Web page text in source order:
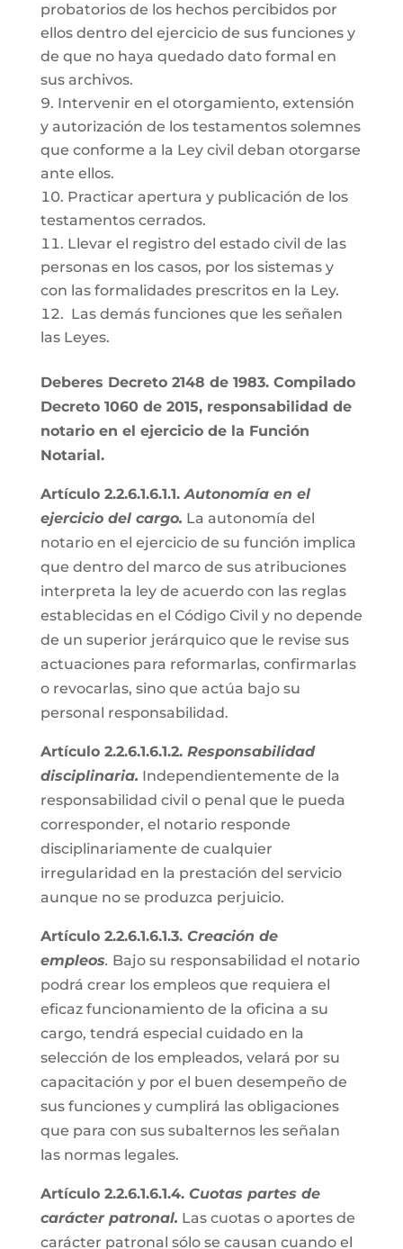
probatorios de los hechos percibidos por
ellos dentro del ejercicio de sus funciones y
de que no haya quedado dato formal en
sus archivos.
Intervenir en el otorgamiento, extensión
y autorización de los testamentos solemnes
que conforme a la Ley civil deban otorgarse
ante ellos.
Practicar apertura y publicación de los
testamentos cerrados.
Llevar el registro del estado civil de las
personas en los casos, por los sistemas y
con las formalidades prescritos en la Ley.
Las demás funciones que les señalen
las Leyes.
Deberes Decreto 2148 de 1983. Compilado
Decreto 1060 de 2015, responsabilidad de
notario en el ejercicio de la Función
Notarial.
Artículo 2.2.6.1.6.1.1.Autonomía en el
ejercicio del cargo. La autonomía del
notario en el ejercicio de su función implica
que dentro del marco de sus atribuciones
interpreta la ley de acuerdo con las reglas
establecidas en el Código Civil y no depende
de un superior jerárquico que le revise sus
actuaciones para reformarlas, confirmarlas
o revocarlas, sino que actúa bajo su
personal responsabilidad.
Artículo 2.2.6.1.6.1.2.Responsabilidad
disciplinaria. Independientemente de la
responsabilidad civil o penal que le pueda
corresponder, el notario responde
disciplinariamente de cualquier
irregularidad en la prestación del servicio
aunque no se produzca perjuicio.
Artículo 2.2.6.1.6.1.3. Creación de
empleos. Bajo su responsabilidad el notario
podrá crear los empleos que requiera el
eficaz funcionamiento de la oficina a su
cargo, tendrá especial cuidado en la
selección de los empleados, velará por su
capacitación y por el buen desempeño de
sus funciones y cumplirá las obligaciones
que para con sus subalternos les señalan
las normas legales.
Artículo 2.2.6.1.6.1.4. Cuotas partes de
carácter patronal. Las cuotas o aportes de
carácter patronal sólo se causan cuando el